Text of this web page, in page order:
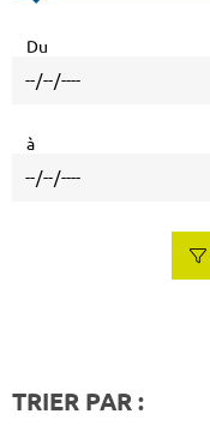
Du
à
TRIER PAR :